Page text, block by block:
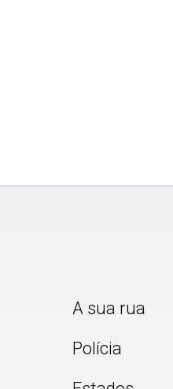
A sua rua
Polícia